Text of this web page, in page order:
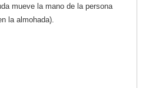
mueve la mano de la persona
la almohada).